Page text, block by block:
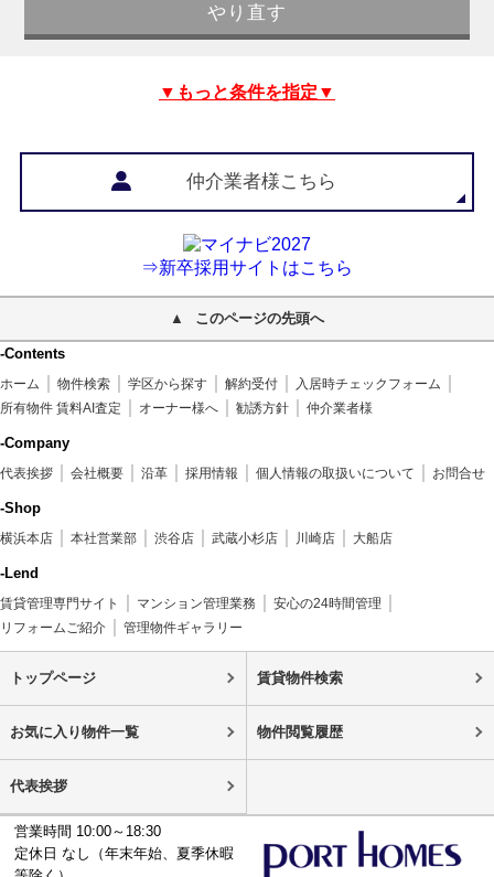
▼もっと条件を指定▼
仲介業者様こちら
⇒新卒採用サイトはこちら
このページの先頭へ
-Contents
ホーム 物件検索 学区から探す 解約受付
入居時チェックフォーム
所有物件 賃料AI査定
オーナー様へ 勧誘方針 仲介業者様
-Company
代表挨拶 会社概要 沿革 採用情報 個人情報の取扱いについて お問合せ
-Shop
横浜本店 本社営業部 渋谷店 武蔵小杉店 川崎店 大船店
-Lend
賃貸管理専門サイト マンション管理業務
安心の24時間管理
リフォームご紹介
管理物件ギャラリー
トップページ 賃貸物件検索
お気に入り物件一覧 物件閲覧履歴
代表挨拶
営業時間 10:00～18:30
定休日 なし（年末年始、夏季休暇